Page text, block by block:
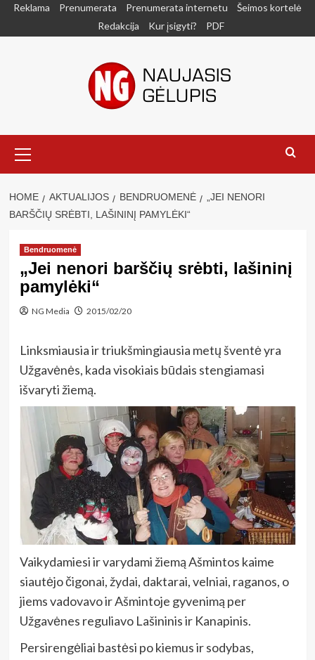
SkipReklama Prenumerata Prenumerata internetu
Šeimos kortelė
Redakcija
Kur įsigyti? PDF
Menu
HOME AKTUALIJOS BENDRUOMENĖ
„JEI NENORI
BARŠČIŲ SRĖBTI, LAŠININĮ PAMYLĖKI“
Bendruomenė
„Jei nenori barščių srėbti, lašininį
pamylėki“
NG Media 2015/02/20
Linksmiausia ir triukšmingiausia metų šventė yra
Užgavėnės, kada visokiais būdais stengiamasi
išvaryti žiemą.
Vaikydamiesi ir varydami žiemą Ašmintos kaime
siautėjo čigonai, žydai, daktarai, velniai, raganos, o
jiems vadovavo ir Ašmintoje gyvenimą per
Užgavėnes reguliavo Lašininis ir Kanapinis.
Persirengėliai bastėsi po kiemus ir sodybas,